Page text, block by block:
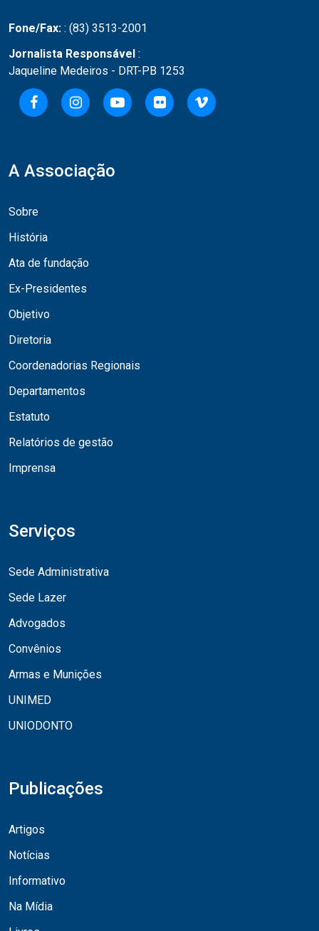
Fone/Fax: : (83) 3513-2001
Jornalista Responsável :
Jaqueline Medeiros - DRT-PB 1253
A Associação
Sobre
História
Ata de fundação
Ex-Presidentes
Objetivo
Diretoria
Coordenadorias Regionais
Departamentos
Estatuto
Relatórios de gestão
Imprensa
Serviços
Sede Administrativa
Sede Lazer
Advogados
Convênios
Armas e Munições
UNIMED
UNIODONTO
Publicações
Artigos
Notícias
Informativo
Na Mídia